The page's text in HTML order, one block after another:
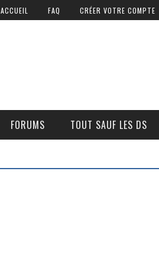
ACCUEIL FAQ CRÉER VOTRE COMPTE
FORUMS TOUT SAUF LES DS